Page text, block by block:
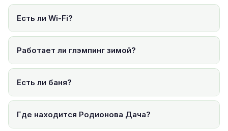
Есть ли Wi-Fi?
Работает ли глэмпинг зимой?
Есть ли баня?
Где находится Родионова Дача?